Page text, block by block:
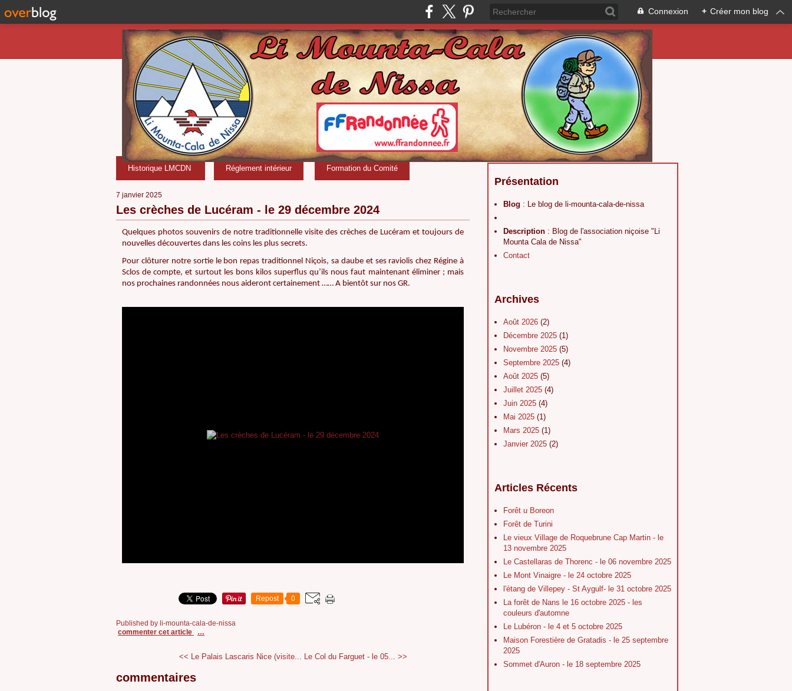
Connexion + Créer mon blog
Historique LMCDN Réglement intérieur Formation du Comité
7 janvier 2025
Les crèches de Lucéram - le 29 décembre 2024
Quelques photos souvenirs de notre traditionnelle visite des crèches de Lucéram et toujours de
nouvelles découvertes dans les coins les plus secrets.
Pour clôturer notre sortie le bon repas traditionnel Niçois, sa daube et ses raviolis chez Régine à
Sclos de compte, et surtout les bons kilos superflus qu’ils nous faut maintenant éliminer ; mais
nos prochaines randonnées nous aideront certainement …… A bientôt sur nos GR.
Repost 0
Published by li-mounta-cala-de-nissa
commenter cet article
…
<< Le Palais Lascaris Nice (visite... Le Col du Farguet - le 05... >>
commentaires
Présentation
Blog : Le blog de li-mounta-cala-de-nissa
Description : Blog de l'association niçoise "Li
Mounta Cala de Nissa"
Contact
Archives
Août 2026 (2)
Décembre 2025 (1)
Novembre 2025 (5)
Septembre 2025 (4)
Août 2025 (5)
Juillet 2025 (4)
Juin 2025 (4)
Mai 2025 (1)
Mars 2025 (1)
Janvier 2025 (2)
Articles Récents
Forêt u Boreon
Forêt de Turini
Le vieux Village de Roquebrune Cap Martin - le
13 novembre 2025
Le Castellaras de Thorenc - le 06 novembre 2025
Le Mont Vinaigre - le 24 octobre 2025
l'étang de Villepey - St Aygulf- le 31 octobre 2025
La forêt de Nans le 16 octobre 2025 - les
couleurs d'automne
Le Lubéron - le 4 et 5 octobre 2025
Maison Forestière de Gratadis - le 25 septembre
2025
Sommet d'Auron - le 18 septembre 2025